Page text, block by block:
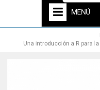
MENÚ
Una introducción a R para